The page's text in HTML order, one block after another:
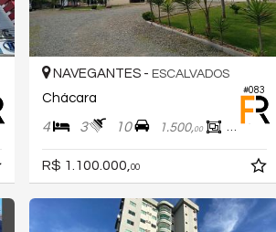
#083
NAVEGANTES - ESCALVADOS
Chácara
4 3 10 1.500,00 180,
R$ 1.100.000,00